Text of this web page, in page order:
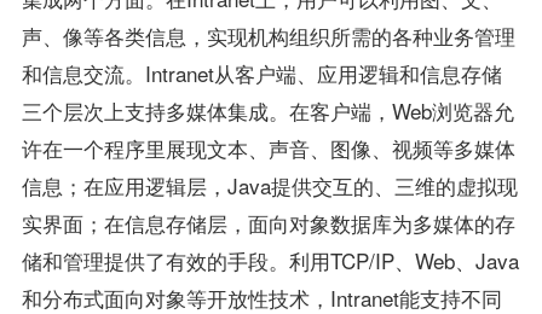
声、像等各类信息，实现机构组织所需的各种业务管理
和信息交流。Intranet从客户端、应用逻辑和信息存储
三个层次上支持多媒体集成。在客户端，Web浏览器允
许在一个程序里展现文本、声音、图像、视频等多媒体
信息；在应用逻辑层，Java提供交互的、三维的虚拟现
实界面；在信息存储层，面向对象数据库为多媒体的存
储和管理提供了有效的手段。利用TCP/IP、Web、Java
和分布式面向对象等开放性技术，Intranet能支持不同